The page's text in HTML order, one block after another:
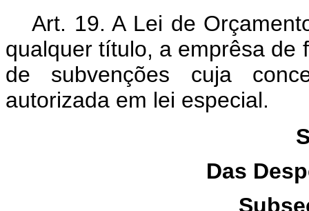
Art. 19. A Lei de
qualquer título, a emprêsa de
de subvenções cuja
autorizada em lei especial.
Das